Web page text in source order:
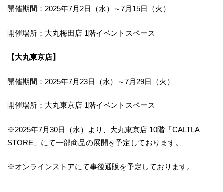
開催期間：2025年7月2日（水）～7月15日（火）
開催場所：大丸梅田店 1階イベントスペース
【大丸東京店】
開催期間：2025年7月23日（水）～7月29日（火）
開催場所：大丸東京店 1階イベントスペース
※2025年7月30日（水）より、大丸東京店 10階「CALTLA
STORE」にて一部商品の展開を予定しております。
※オンラインストアにて事後通販を予定しております。